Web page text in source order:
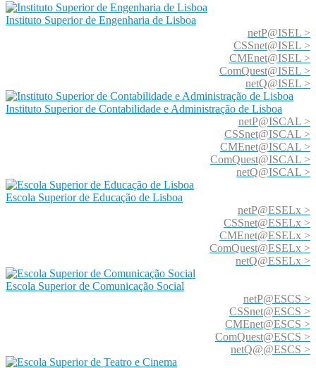
Instituto Superior de Engenharia de Lisboa
netP@ISEL >
CSSnet@ISEL >
CMEnet@ISEL >
ComQuest@ISEL >
netQ@ISEL >
Instituto Superior de Contabilidade e Administração de Lisboa
netP@ISCAL >
CSSnet@ISCAL >
CMEnet@ISCAL >
ComQuest@ISCAL >
netQ@ISCAL >
Escola Superior de Educação de Lisboa
netP@ESELx >
CSSnet@ESELx >
CMEnet@ESELx >
ComQuest@ESELx >
netQ@ESELx >
Escola Superior de Comunicação Social
netP@ESCS >
CSSnet@ESCS >
CMEnet@ESCS >
ComQuest@ESCS >
netQ@@ESCS >